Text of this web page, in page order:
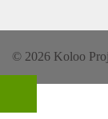
© 2026 Koloo